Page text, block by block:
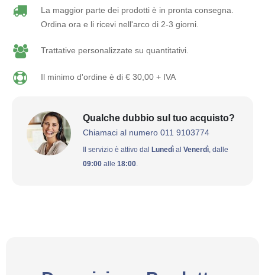
La maggior parte dei prodotti è in pronta consegna.
Ordina ora e li ricevi nell'arco di 2-3 giorni.
Trattative personalizzate su quantitativi.
Il minimo d'ordine è di € 30,00 + IVA
Qualche dubbio sul tuo acquisto?
Chiamaci al numero 011 9103774
Il servizio è attivo dal Lunedì al Venerdì , dalle
09:00 alle 18:00